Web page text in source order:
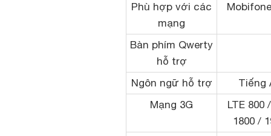
Phù hợp với các
mạng
Bàn phím Qwerty
hỗ trợ
Ngôn ngữ hỗ trợ
Tiếng
Mạng 3G
LTE 800
1800 /